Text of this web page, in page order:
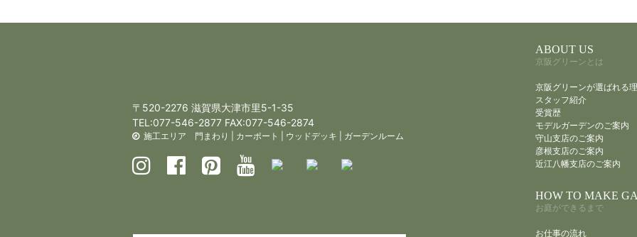
〒520-2276 滋賀県大津市里5-1-35
TEL:077-546-2877 FAX:077-546-2874
施工エリア 門まわり カーポート ウッドデッキ ガーデンルーム
ABOUT US
京阪グリーンとは
京阪グリーンが選ばれる
スタッフ紹介
受賞歴
モデルガーデンのご案内
守山支店のご案内
彦根支店のご案内
近江八幡支店のご案内
HOW TO MAKE
お庭ができるまで
お仕事の流れ